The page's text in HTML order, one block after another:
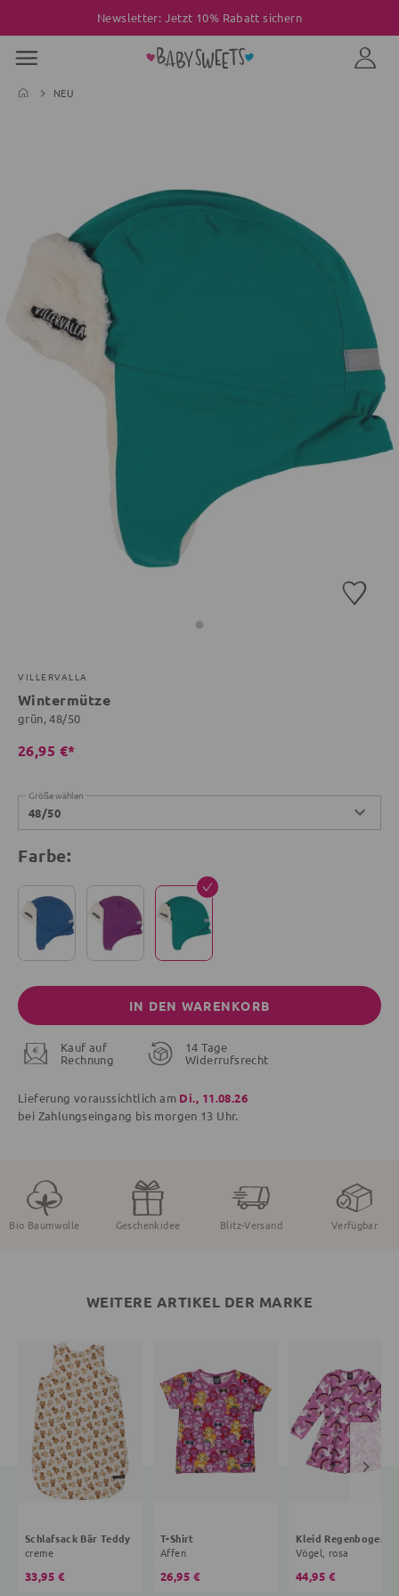
Newsletter: Jetzt 10% Rabatt sichern
NEU
VILLERVALLA
Wintermütze
grün, 48/50
26,95 €*
Größe wählen
48/50
Farbe:
IN DEN WARENKORB
Kauf auf
Rechnung
14 Tage
Widerrufsrecht
Lieferung voraussichtlich am Di., 11.08.26
bei Zahlungseingang bis morgen 13 Uhr.
Bio Baumwolle Geschenkidee Blitz-Versand Verfügbar
WEITERE ARTIKEL DER MARKE
Schlafsack Bär Teddy
creme
33,95 €
T-Shirt
Affen
26,95 €
Vögel, rosa
44,95 €